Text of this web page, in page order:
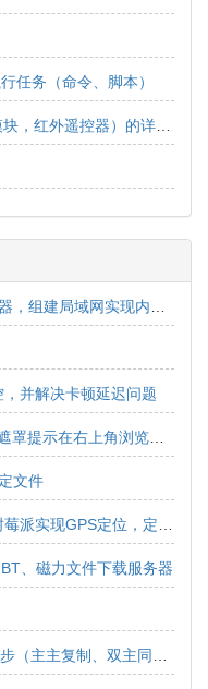
任务（命令、脚本）
并解决卡顿延迟问题
文件
、磁力文件下载服务器